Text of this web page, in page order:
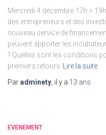
Mercredi 4 décembre 17h >
des entrepreneurs et des
nouveau service de
peuvent apporter les
? Quelles sont les conditions
premiers retours
Lire la suite
Paradminety , il y a 13 ans
EVENEMENT